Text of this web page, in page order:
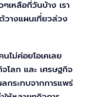
เหลือกี่วันบ้าง เรา
วางแผนเที่ยวล่วง
ไม่ค่อยโอเคเลย
จโลก และ เศรษฐกิจ
กระทบจากการแพร่